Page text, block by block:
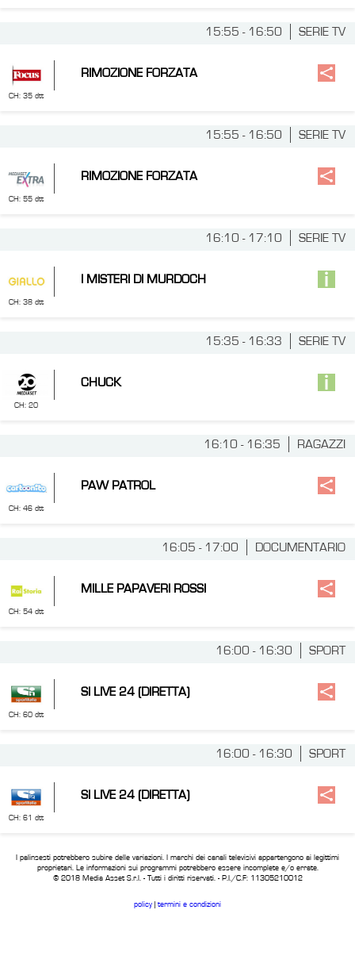
SERIE TV
15:55 - 16:50
CH: 35 dtt
RIMOZIONE FORZATA
SERIE TV
15:55 - 16:50
CH: 55 dtt
RIMOZIONE FORZATA
SERIE TV
16:10 - 17:10
CH: 38 dtt
I MISTERI DI MURDOCH
SERIE TV
15:35 - 16:33
CH: 20
CHUCK
RAGAZZI
16:10 - 16:35
CH: 46 dtt
PAW PATROL
DOCUMENTARIO
16:05 - 17:00
CH: 54 dtt
MILLE PAPAVERI ROSSI
SPORT
16:00 - 16:30
CH: 60 dtt
SI LIVE 24 (DIRETTA)
SPORT
16:00 - 16:30
CH: 61 dtt
SI LIVE 24 (DIRETTA)
I palinsesti potrebbero subire delle variazioni. I marchi dei canali televisivi appartengono ai legittimi
proprietari. Le informazioni sui programmi potrebbero essere incomplete e/o errate.
© 2018 Media Asset S.r.l. - Tutti i diritti riservati. - P.I./C.F: 11305210012
policy termini e condizioni